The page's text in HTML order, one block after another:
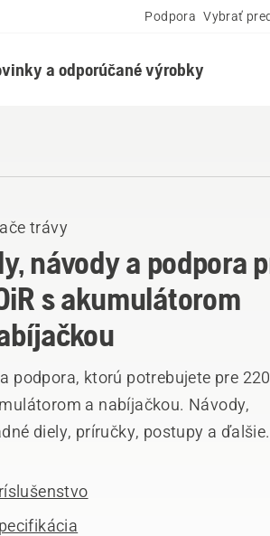
Podpora Vybrať
a odporúčané výrobky
trávy
návody a podpora
s akumulátorom
podpora, ktorú potrebujete pre
a nabíjačkou. Návody,
diely, príručky, postupy a ďalšie.